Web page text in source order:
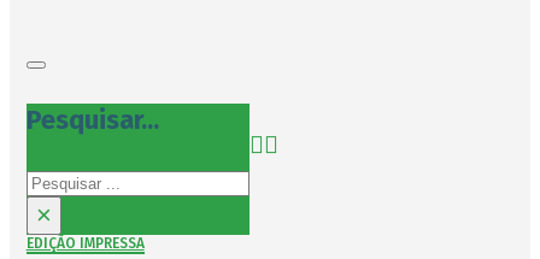
Pesquisar...
Pesquisar
×
EDIÇÃO IMPRESSA